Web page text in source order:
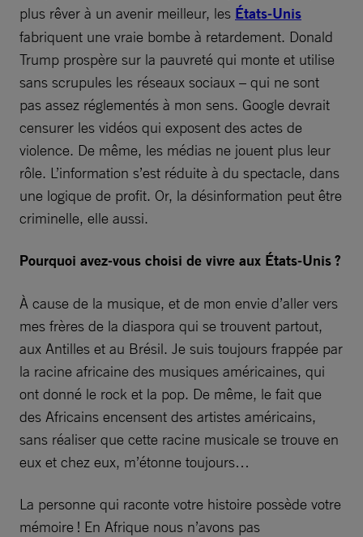
plus rêver à un avenir meilleur, les États-Unis
fabriquent une vraie bombe à retardement. Donald
Trump prospère sur la pauvreté qui monte et utilise
sans scrupules les réseaux sociaux – qui ne sont
pas assez réglementés à mon sens. Google devrait
censurer les vidéos qui exposent des actes de
violence. De même, les médias ne jouent plus leur
rôle. L’information s’est réduite à du spectacle, dans
une logique de profit. Or, la désinformation peut être
criminelle, elle aussi.
Pourquoi avez-vous choisi de vivre aux États-Unis ?
À cause de la musique, et de mon envie d’aller vers
mes frères de la diaspora qui se trouvent partout,
aux Antilles et au Brésil. Je suis toujours frappée par
la racine africaine des musiques américaines, qui
ont donné le rock et la pop. De même, le fait que
des Africains encensent des artistes américains,
sans réaliser que cette racine musicale se trouve en
eux et chez eux, m’étonne toujours…
La personne qui raconte votre histoire possède votre
mémoire ! En Afrique nous n’avons pas